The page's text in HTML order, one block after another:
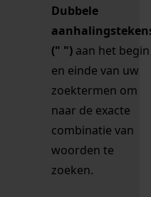
Dubbele
(" ") aan het begin
en einde van uw
zoektermen om
naar de exacte
combinatie van
woorden te
zoeken.